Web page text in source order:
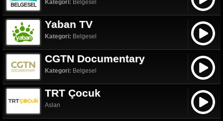
Kategori: Belgesel
Yaban TV
Kategori: Belgesel
CGTN Documentary
Kategori: Belgesel
TRT Çocuk
Aslan